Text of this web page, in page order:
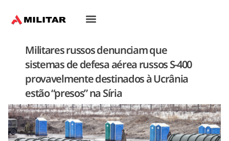
Militares russos denunciam que
sistemas de defesa aérea russos S-400
provavelmente destinados à Ucrânia
estão “presos” na Síria